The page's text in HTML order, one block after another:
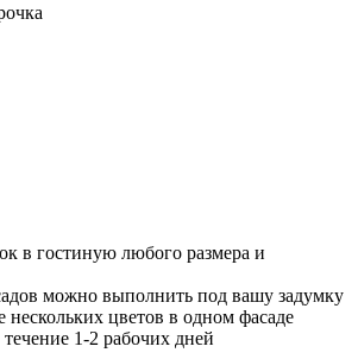
в гостиную любого размера и
можно выполнить под вашу задумку
цветов в одном фасаде
1-2 рабочих дней